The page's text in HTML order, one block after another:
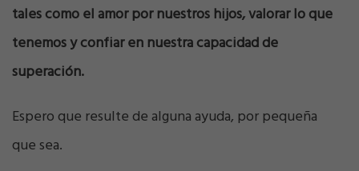
tales como el amor por nuestros hijos, valorar lo que
tenemos y confiar en nuestra capacidad de
superación.
Espero que resulte de alguna ayuda, por pequeña
que sea.